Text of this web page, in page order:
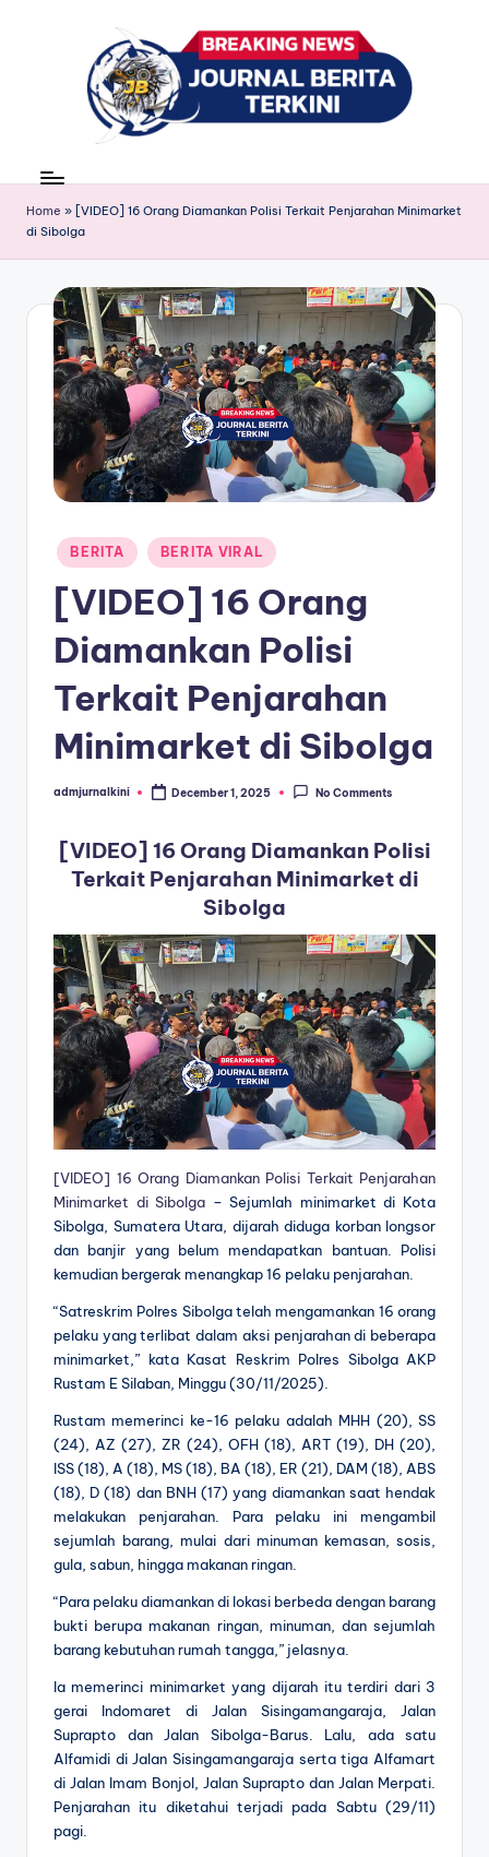
r
n
a
B
ri
news
Home » [VIDEO] 16 Orang Diamankan Polisi Terkait Penjarahan Minimarket
di Sibolga
Posted
in
BERITA BERITA VIRAL
[VIDEO] 16 Orang
Diamankan Polisi
Terkait Penjarahan
Minimarket di Sibolga
Posted
admjurnalkini December 1, 2025 No Comments
[VIDEO] 16 Orang Diamankan Polisi
Terkait Penjarahan Minimarket di
Sibolga
[VIDEO] 16 Orang Diamankan Polisi Terkait Penjarahan
Minimarket di Sibolga – Sejumlah minimarket di Kota
Sibolga, Sumatera Utara, dijarah diduga korban longsor
dan banjir yang belum mendapatkan bantuan. Polisi
kemudian bergerak menangkap 16 pelaku penjarahan.
“Satreskrim Polres Sibolga telah mengamankan 16 orang
pelaku yang terlibat dalam aksi penjarahan di beberapa
minimarket,” kata Kasat Reskrim Polres Sibolga AKP
Rustam E Silaban, Minggu (30/11/2025).
Rustam memerinci ke-16 pelaku adalah MHH (20), SS
(24), AZ (27), ZR (24), OFH (18), ART (19), DH (20),
ISS (18), A (18), MS (18), BA (18), ER (21), DAM (18), ABS
(18), D (18) dan BNH (17) yang diamankan saat hendak
melakukan penjarahan. Para pelaku ini mengambil
sejumlah barang, mulai dari minuman kemasan, sosis,
gula, sabun, hingga makanan ringan.
“Para pelaku diamankan di lokasi berbeda dengan barang
bukti berupa makanan ringan, minuman, dan sejumlah
barang kebutuhan rumah tangga,” jelasnya.
Ia memerinci minimarket yang dijarah itu terdiri dari 3
gerai Indomaret di Jalan Sisingamangaraja, Jalan
Suprapto dan Jalan Sibolga-Barus. Lalu, ada satu
Alfamidi di Jalan Sisingamangaraja serta tiga Alfamart
di Jalan Imam Bonjol, Jalan Suprapto dan Jalan Merpati.
Penjarahan itu diketahui terjadi pada Sabtu (29/11)
pagi.